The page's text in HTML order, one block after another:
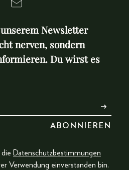
Newsletter
nerven, sondern
Du wirst es
die Datenschutzbestimmungen
Verwendung einverstanden bin.